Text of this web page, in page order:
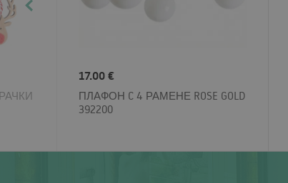
17.00 €
ПЛАФОН C 4 РАМЕНЕ ROSE GOLD
392200